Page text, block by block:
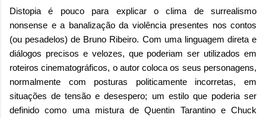
Distopia é pouco para explicar o clima de surrealismo
nonsense e a banalização da violência presentes nos contos
(ou pesadelos) de Bruno Ribeiro. Com uma linguagem direta e
diálogos precisos e velozes, que poderiam ser utilizados em
roteiros cinematográficos, o autor coloca os seus personagens,
normalmente com posturas politicamente incorretas, em
situações de tensão e desespero; um estilo que poderia ser
definido como uma mistura de Quentin Tarantino e Chuck